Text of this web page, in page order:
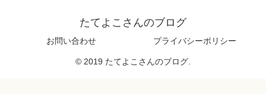
たてよこさんのブログ
お問い合わせ プライバシーポリシー
© 2019 たてよこさんのブログ.